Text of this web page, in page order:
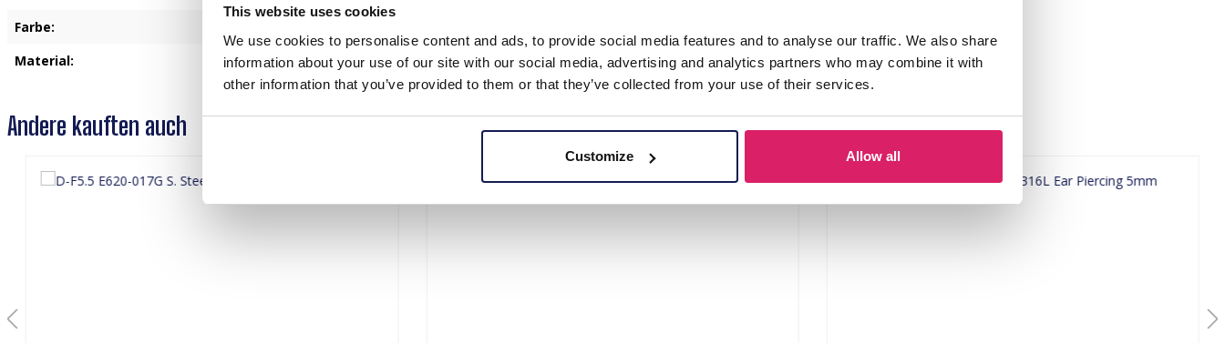
This website uses cookies
We use cookies to personalise content and ads, to provide social media features and to analyse our traffic. We also share
information about your use of our site with our social media, advertising and analytics partners who may combine it with
other information that you’ve provided to them or that they’ve collected from your use of their services.
Customize Allow all
Farbe:
Material:
Edelstahl
Andere kauften auch